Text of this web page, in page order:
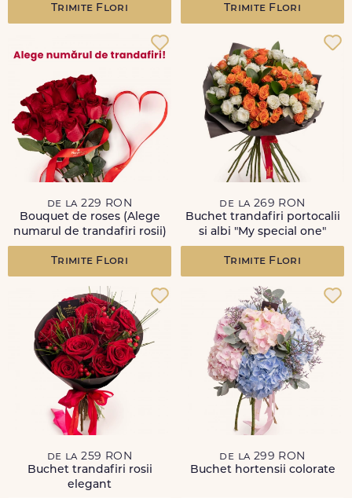
Trimite Flori Trimite Flori
de la 229 RON
Bouquet de roses (Alege
numarul de trandafiri rosii)
Trimite Flori
de la 269 RON
Buchet trandafiri portocalii
si albi "My special one"
Trimite Flori
de la 259 RON
Buchet trandafiri rosii
elegant
de la 299 RON
Buchet hortensii colorate